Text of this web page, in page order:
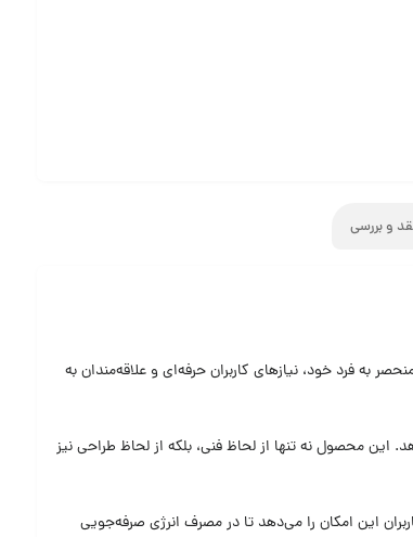
و بررسی
به فرد خود، نیازهای کاربران حرفه‌ای و علاقه‌مندان به
این محصول نه تنها از لحاظ فنی، بلکه از لحاظ طراحی نیز
این امکان را می‌دهد تا در مصرف انرژی صرفه‌جویی